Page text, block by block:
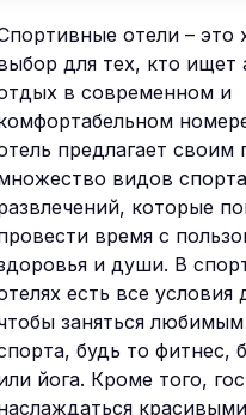
отели – это
для тех, кто ищет
в современном и
предлагает своим
видов
которые
время с
и души. В
есть все условия
заняться
будь то фитнес,
йога. Кроме того,